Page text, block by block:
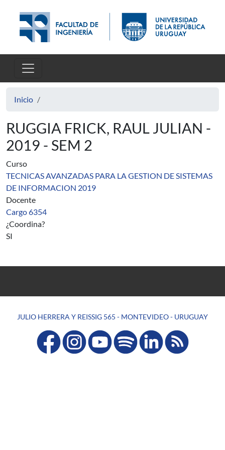
Inicio
RUGGIA FRICK, RAUL JULIAN -
2019 - SEM 2
Curso
TECNICAS AVANZADAS PARA LA GESTION DE SISTEMAS
DE INFORMACION 2019
Docente
Cargo 6354
¿Coordina?
SI
JULIO HERRERA Y REISSIG 565 - MONTEVIDEO - URUGUAY